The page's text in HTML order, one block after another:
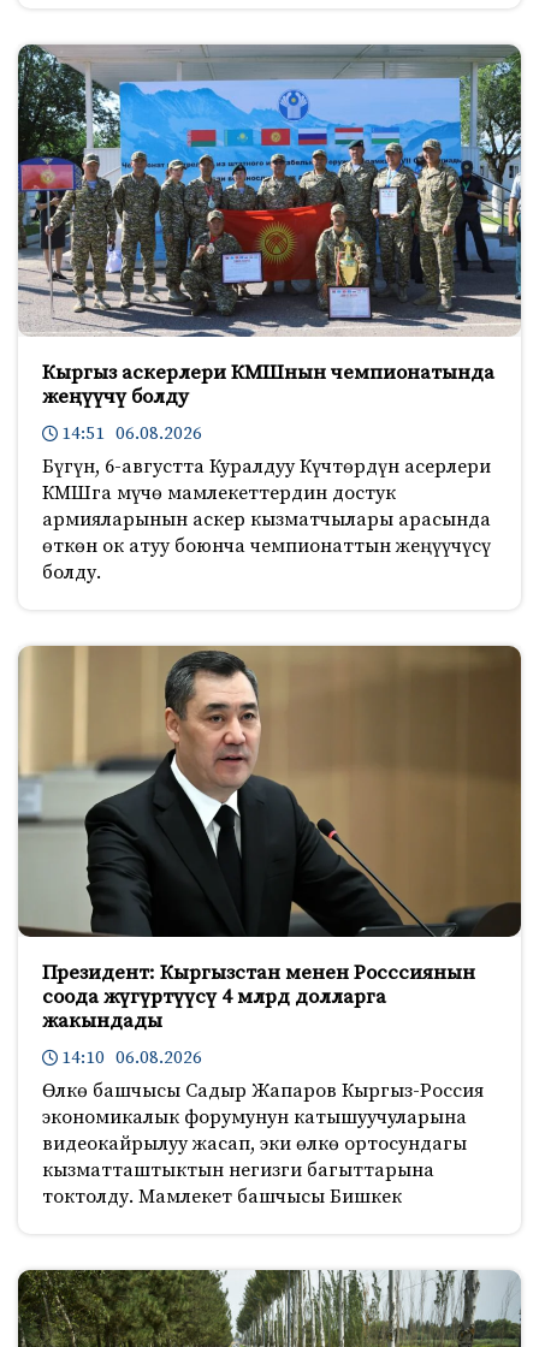
Кыргыз аскерлери КМШнын чемпионатында
жеңүүчү болду
14:51 06.08.2026
Бүгүн, 6-августта Куралдуу Күчтөрдүн асерлери
КМШга мүчө мамлекеттердин достук
армияларынын аскер кызматчылары арасында
өткөн ок атуу боюнча чемпионаттын жеңүүчүсү
болду.
Президент: Кыргызстан менен Росссиянын
соода жүгүртүүсү 4 млрд долларга
жакындады
14:10 06.08.2026
Өлкө башчысы Садыр Жапаров Кыргыз-Россия
экономикалык форумунун катышуучуларына
видеокайрылуу жасап, эки өлкө ортосундагы
кызматташтыктын негизги багыттарына
токтолду. Мамлекет башчысы Бишкек